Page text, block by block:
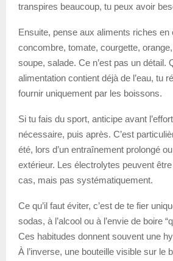
transpires beaucoup, tu peux avoir
Ensuite, pense aux aliments riches en
concombre, tomate, courgette,
soupe, salade. Ce n’est pas un détail.
alimentation contient déjà de l’eau, tu
fournir uniquement par les boissons.
Si tu fais du sport, anticipe avant
nécessaire, puis après. C’est
été, lors d’un entraînement prolongé
extérieur. Les électrolytes peuvent
cas, mais pas systématiquement.
Ce qu’il faut éviter, c’est de te fier
sodas, à l’alcool ou à l’envie de boire
Ces habitudes donnent souvent une
À l’inverse, une bouteille visible sur le